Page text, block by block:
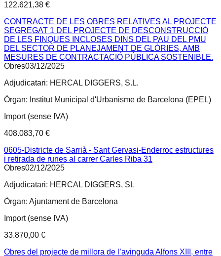
122.621,38 €
CONTRACTE DE LES OBRES RELATIVES AL PROJECTE
SEGREGAT 1 DEL PROJECTE DE DESCONSTRUCCIÓ
DE LES FINQUES INCLOSES DINS DEL PAU DEL PMU
DEL SECTOR DE PLANEJAMENT DE GLÒRIES, AMB
MESURES DE CONTRACTACIÓ PÚBLICA SOSTENIBLE.
Obres03/12/2025
Adjudicatari: HERCAL DIGGERS, S.L.
Òrgan: Institut Municipal d'Urbanisme de Barcelona (EPEL)
Import (sense IVA)
408.083,70 €
0605-Districte de Sarrià - Sant Gervasi-Enderroc estructures
i retirada de runes al carrer Carles Riba 31
Obres02/12/2025
Adjudicatari: HERCAL DIGGERS, SL
Òrgan: Ajuntament de Barcelona
Import (sense IVA)
33.870,00 €
Obres del projecte de millora de l’avinguda Alfons XIII, entre